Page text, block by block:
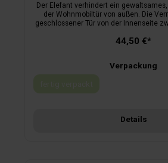
Der Elefant verhindert ein
der Wohnmobiltür von außen. Die
geschlossener Tür von der Innenseite
Tür weder von außen noch von
Innenraumvon Campern für
44,50 €*
Verpackung
Details